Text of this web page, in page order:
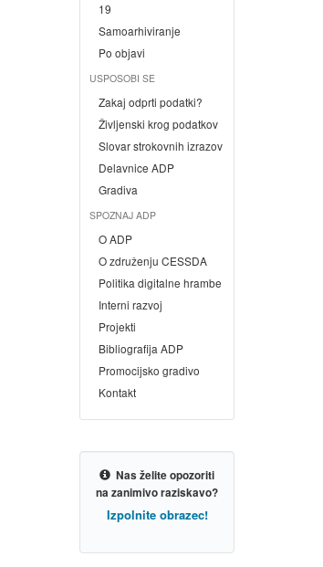
19
Samoarhiviranje
Po objavi
USPOSOBI SE
Zakaj odprti podatki?
Življenski krog podatkov
Slovar strokovnih izrazov
Delavnice ADP
Gradiva
SPOZNAJ ADP
O ADP
O združenju CESSDA
Politika digitalne hrambe
Interni razvoj
Projekti
Bibliografija ADP
Promocijsko gradivo
Kontakt
Nas želite opozoriti
na zanimivo raziskavo?
Izpolnite obrazec!